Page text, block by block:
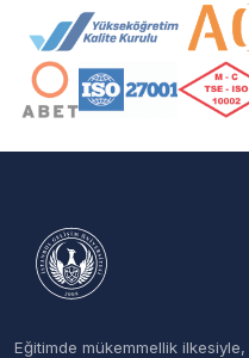
Akreditasyon
Eğitimde mükemmellik